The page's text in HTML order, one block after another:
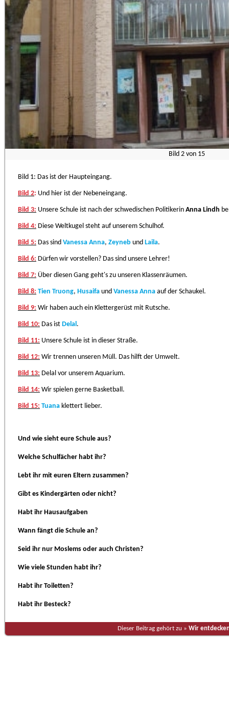
Bild 2von 15
Bild 1: Das ist der Haupteingang.
Bild 2: Und hier ist der Nebeneingang.
Bild 3: Unsere Schule ist nach der schwedischen Politikerin Anna Lindh
Bild 4: Diese Weltkugel steht auf unserem Schulhof.
Bild 5: Das sind Vanessa Anna, Zeyneb und Laila.
Bild 6: Dürfen wir vorstellen? Das sind unsere Lehrer!
Bild 7: Über diesen Gang geht's zu unseren Klassenräumen.
Bild 8: Tien Truong, Husaifa und Vanessa Anna auf der Schaukel.
Bild 9: Wir haben auch ein Klettergerüst mit Rutsche.
Bild 10: Das ist Delal.
Bild 11: Unsere Schule ist in dieser Straße.
Bild 12: Wir trennen unseren Müll. Das hilft der Umwelt.
Bild 13: Delal vor unserem Aquarium.
Bild 14: Wir spielen gerne Basketball.
Bild 15: Tuana klettert lieber.
Und wie sieht eure Schule aus?
Welche Schulfächer habt ihr?
Lebt ihr mit euren Eltern zusammen?
Gibt es Kindergärten oder nicht?
Habt ihr Hausaufgaben
Wann fängt die Schule an?
Seid ihr nur Moslems oder auch Christen?
Wie viele Stunden habt ihr?
Habt ihr Toiletten?
Habt ihr Besteck?
Dieser Beitrag gehört zu » Wir